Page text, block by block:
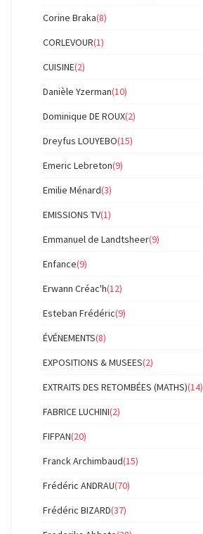
Corine Braka(8)
CORLEVOUR(1)
CUISINE(2)
Danièle Yzerman(10)
Dominique DE ROUX(2)
Dreyfus LOUYEBO(15)
Emeric Lebreton(9)
Emilie Ménard(3)
EMISSIONS TV(1)
Emmanuel de Landtsheer(9)
Enfance(9)
Erwann Créac'h(12)
Esteban Frédéric(9)
ÉVÉNEMENTS(8)
EXPOSITIONS & MUSEES(2)
EXTRAITS DES RETOMBÉES (MATHS)(14)
FABRICE LUCHINI(2)
FIFPAN(20)
Franck Archimbaud(15)
Frédéric ANDRAU(70)
Frédéric BIZARD(37)